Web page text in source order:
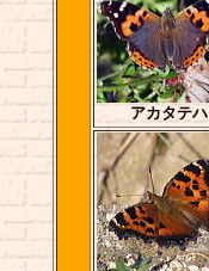
アカタテハ